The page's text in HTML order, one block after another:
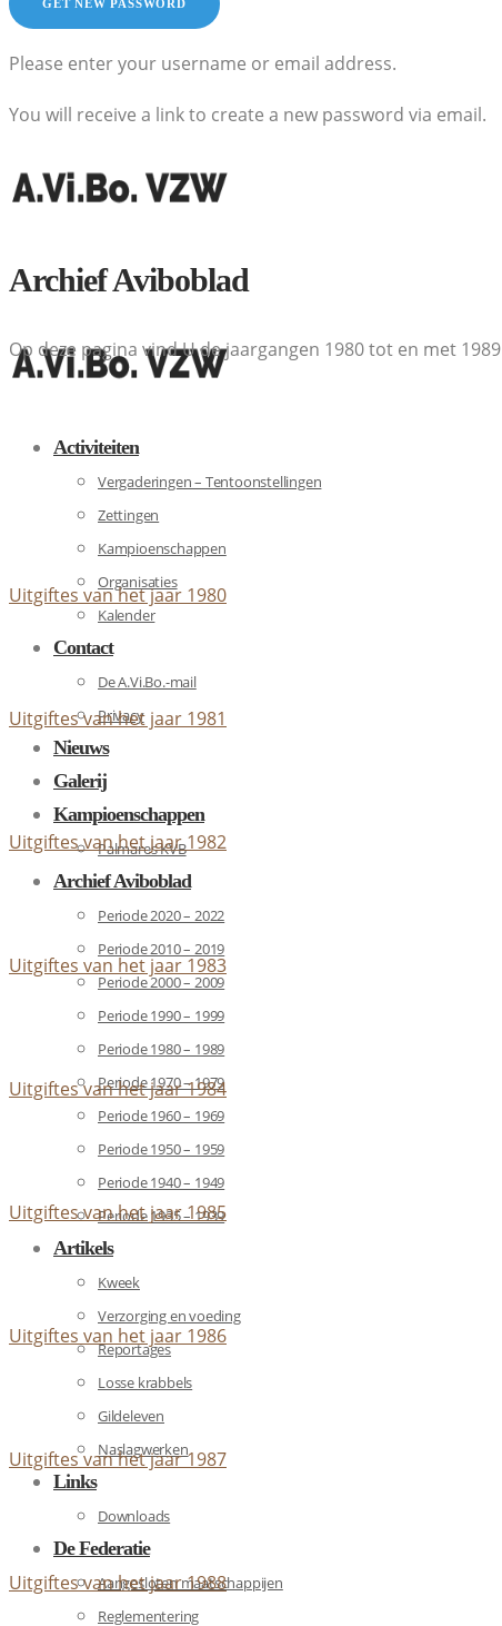
Please enter your username or email address.
You will receive a link to create a new password via email.
Activiteiten
Vergaderingen – Tentoonstellingen
Zettingen
Kampioenschappen
Organisaties
Kalender
Contact
De A.Vi.Bo.-mail
Privacy
Nieuws
Galerij
Kampioenschappen
Palmares KVB
Archief Aviboblad
Periode 2020 – 2022
Periode 2010 – 2019
Periode 2000 – 2009
Periode 1990 – 1999
Periode 1980 – 1989
Periode 1970 – 1979
Periode 1960 – 1969
Periode 1950 – 1959
Periode 1940 – 1949
Periode 1935 – 1939
Artikels
Kweek
Verzorging en voeding
Reportages
Losse krabbels
Gildeleven
Naslagwerken
Links
Downloads
De Federatie
Aangesloten maatschappijen
Reglementering
Archief Aviboblad
Op deze pagina vind U de jaargangen 1980 tot en met 1989
Uitgiftes van het jaar 1980
Uitgiftes van het jaar 1981
Uitgiftes van het jaar 1982
Uitgiftes van het jaar 1983
Uitgiftes van het jaar 1984
Uitgiftes van het jaar 1985
Uitgiftes van het jaar 1986
Uitgiftes van het jaar 1987
Uitgiftes van het jaar 1988